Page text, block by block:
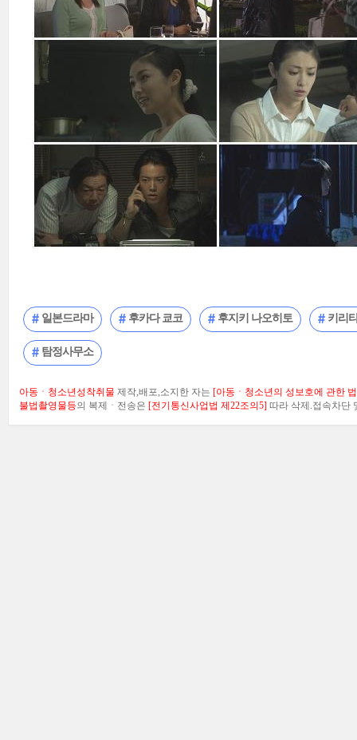
일본드라마 후카다 쿄코 후지키 나오히토 키리
탐정사무소
아동ㆍ청소년성착취물 제작,배포,소지한 자는 [아동ㆍ청소년의 성보호에 관한
불법촬영물등의 복제ㆍ전송은 [전기통신사업법 제22조의5] 따라 삭제.접속차단